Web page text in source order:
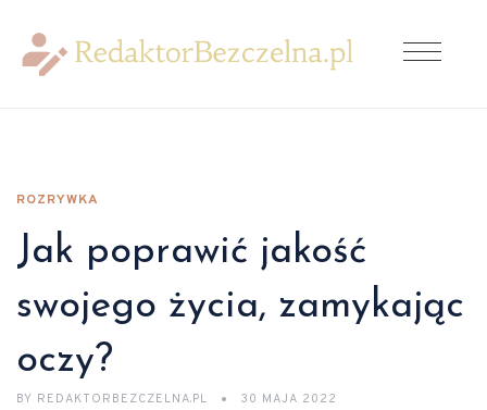
ROZRYWKA
Jak poprawić jakość
swojego życia, zamykając
oczy?
BY REDAKTORBEZCZELNA.PL 30 MAJA 2022